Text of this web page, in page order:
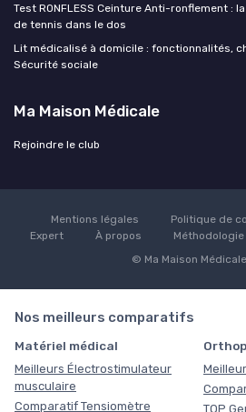
Test RONFLESS Ceinture Anti-ronflement :
de tennis dans le dos
Lit médicalisé à domicile : fonctionnalités,
Sécurité sociale
Ma Maison Médicale
Rejoindre le club
Mentions légales Politique de
Expert
À propos Méthodologie
© Ma Maison
Nos meilleurs comparatifs
Matériel médical
Meilleurs Électrostimulateur
musculaire
Comparatif Tensiomètre
TOP